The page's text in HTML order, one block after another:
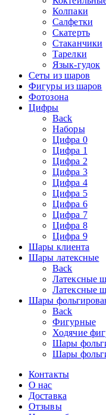
Колпаки
Салфетки
Скатерть
Стаканчики
Тарелки
Язык-гудок
Сеты из шаров
Фигуры из шаров
Фотозона
Цифры
Back
Наборы
Цифра 0
Цифра 1
Цифра 2
Цифра 3
Цифра 4
Цифра 5
Цифра 6
Цифра 7
Цифра 8
Цифра 9
Шары клиента
Шары латексные
Back
Латексные
Латексные
Шары
Back
Фигурные
Ходячие
Шары
Шары
Контакты
О нас
Доставка
Отзывы